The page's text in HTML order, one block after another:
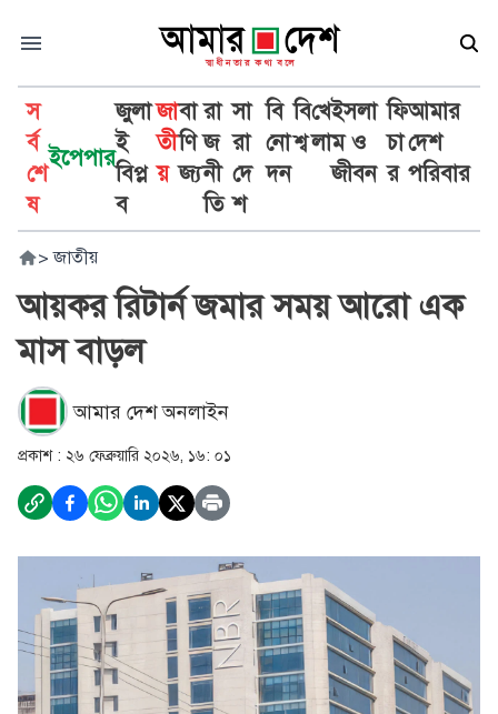
স
র্ব
শে
ষ
ইপেপার
জুলা
ই
বিপ্ল
ব
জা
তী
য়
বা
ণি
জ্য
রা
জ
নী
তি
সা
রা
দে
শ
বি
নো
দন
বি
শ্ব
খে
লা
ইসলা
ম ও
জীবন
ফি
চা
র
আমার
দেশ
পরিবার
> জাতীয়
আয়কর রিটার্ন জমার সময় আরো এক
মাস বাড়ল
আমার দেশ অনলাইন
প্রকাশ : ২৬ ফেব্রুয়ারি ২০২৬, ১৬: ০১